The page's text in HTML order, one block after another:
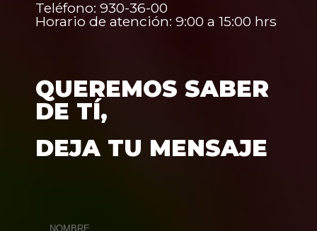
Teléfono: 930-36-00
Horario de atención: 9:00 a 15:00 hrs
QUEREMOS SABER
DE TÍ,
DEJA TU MENSAJE